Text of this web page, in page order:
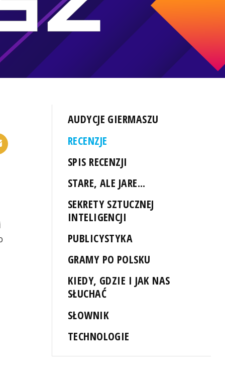
AUDYCJE GIERMASZU
RECENZJE
SPIS RECENZJI
STARE, ALE JARE...
SEKRETY SZTUCZNEJ
INTELIGENCJI
PUBLICYSTYKA
GRAMY PO POLSKU
KIEDY, GDZIE I JAK NAS
SŁUCHAĆ
SŁOWNIK
TECHNOLOGIE